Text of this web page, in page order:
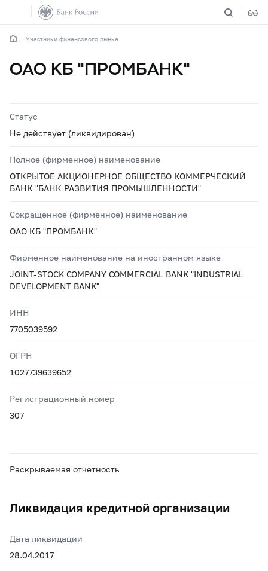
Участники финансового рынка
ОАО КБ "ПРОМБАНК"
Статус
Не действует (ликвидирован)
Полное (фирменное) наименование
ОТКРЫТОЕ АКЦИОНЕРНОЕ ОБЩЕСТВО КОММЕРЧЕСКИЙ
БАНК "БАНК РАЗВИТИЯ ПРОМЫШЛЕННОСТИ"
Сокращенное (фирменное) наименование
ОАО КБ "ПРОМБАНК"
Фирменное наименование на иностранном языке
JOINT-STOCK COMPANY COMMERCIAL BANK "INDUSTRIAL
DEVELOPMENT BANK"
ИНН
7705039592
ОГРН
1027739639652
Регистрационный номер
307
Раскрываемая отчетность
Ликвидация кредитной организации
Дата ликвидации
28.04.2017